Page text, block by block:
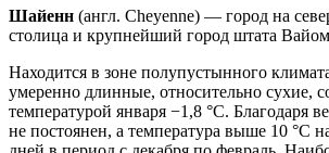
Шайенн (англ. Cheyenne) — город на
столица и крупнейший город штата
Находится в зоне полупустынного
умеренно длинные, относительно сухие,
температурой января −1,8 °C. Благодаря
не постоянен, а температура выше 10 °C